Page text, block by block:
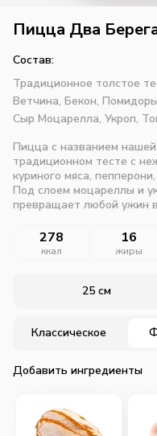
Пицца Два
Состав:
Традиционное толстое
Ветчина, Бекон,
Сыр Моцарелла, Укроп,
Пицца с названием
традиционном тесте с
куриного мяса,
Под слоем моцареллы и
превращает любой ужин
278
ккал
16
жиры
25 см
Классическое
Добавить ингредиенты